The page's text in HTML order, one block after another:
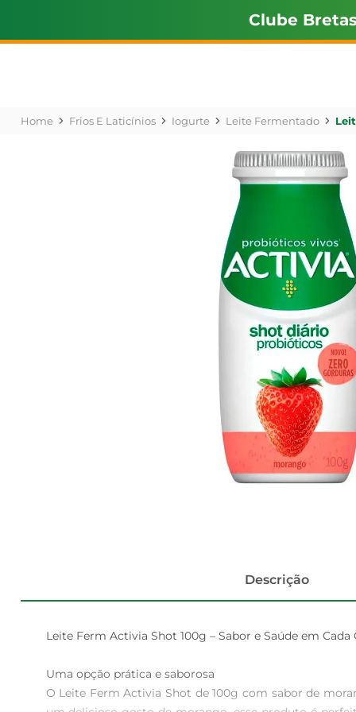
Clube Bretas
Frios E Laticínios Iogurte Leite Fermentado
Descrição
Leite Ferm Activia Shot 100g – Sabor e Saúde em Cada
Uma opção prática e saborosa
O Leite Ferm Activia Shot de 100g com sabor de